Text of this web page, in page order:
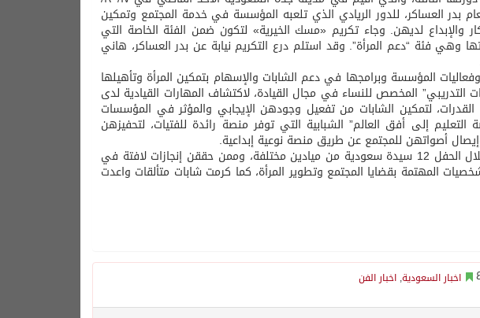
بدر العساكر، للدور الريادي الذي تلعبه المؤسسة في خدمة المجتمع وتمكين
والإبداع لديهن. وجاء تكريم «مسك الخيرية» لتكون ضمن الفئة الخاصة التي
وهي فئة “دعم المرأة”. وقد استلم درع التكريم نيابة عن بدر العساكر، هاني
المؤسسة وبرامجها في دعم الشابات والإسهام بتمكين المرأة وتأهيلها
التدريبي” المخصص للنساء في مجال القيادة، لاكتشاف المهارات القيادية لدى
لتمكين الشابات من تفعيل وجودهن الإيجابي والمؤثر في المؤسسات
إلى أفق العالم” الشبابية التي توفر منصة رائدة للفتيات، لتحفيزهن
أصواتهن للمجتمع عن طريق منصة نوعية إبداعية.
هذا وكانت جائزة “سيدتي” للتميز والإبداع قد كرمت خلال الحفل 12 سيدة سعودية من ميادين مختلفة، وممن حققن إنجازات لافتة في
المهتمة بقضايا المجتمع وتطوير المرأة، كما كرمت شابات متألقات واعدت
اخبار السعودية, اخبار الفن